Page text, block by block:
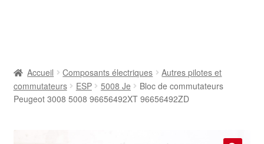
Contact
Accueil Composants électriques
Autres pilotes et
commutateurs
ESP 5008 Je
Bloc de commutateurs
Peugeot 3008 5008 96656492XT 96656492ZD